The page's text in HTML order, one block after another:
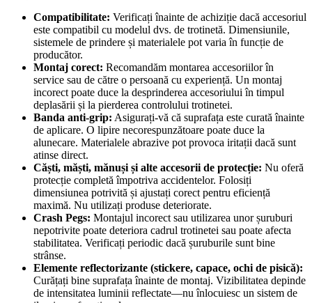
Compatibilitate: Verificați înainte de achiziție dacă accesoriul
este compatibil cu modelul dvs. de trotinetă. Dimensiunile,
sistemele de prindere și materialele pot varia în funcție de
producător.
Montaj corect: Recomandăm montarea accesoriilor în
service sau de către o persoană cu experiență. Un montaj
incorect poate duce la desprinderea accesoriului în timpul
deplasării și la pierderea controlului trotinetei.
Banda anti-grip: Asigurați-vă că suprafața este curată înainte
de aplicare. O lipire necorespunzătoare poate duce la
alunecare. Materialele abrazive pot provoca iritații dacă sunt
atinse direct.
Căști, măști, mănuși și alte accesorii de protecție: Nu oferă
protecție completă împotriva accidentelor. Folosiți
dimensiunea potrivită și ajustați corect pentru eficiență
maximă. Nu utilizați produse deteriorate.
Crash Pegs: Montajul incorect sau utilizarea unor șuruburi
nepotrivite poate deteriora cadrul trotinetei sau poate afecta
stabilitatea. Verificați periodic dacă șuruburile sunt bine
strânse.
Elemente reflectorizante (stickere, capace, ochi de pisică):
Curățați bine suprafața înainte de montaj. Vizibilitatea depinde
de intensitatea luminii reflectate—nu înlocuiesc un sistem de